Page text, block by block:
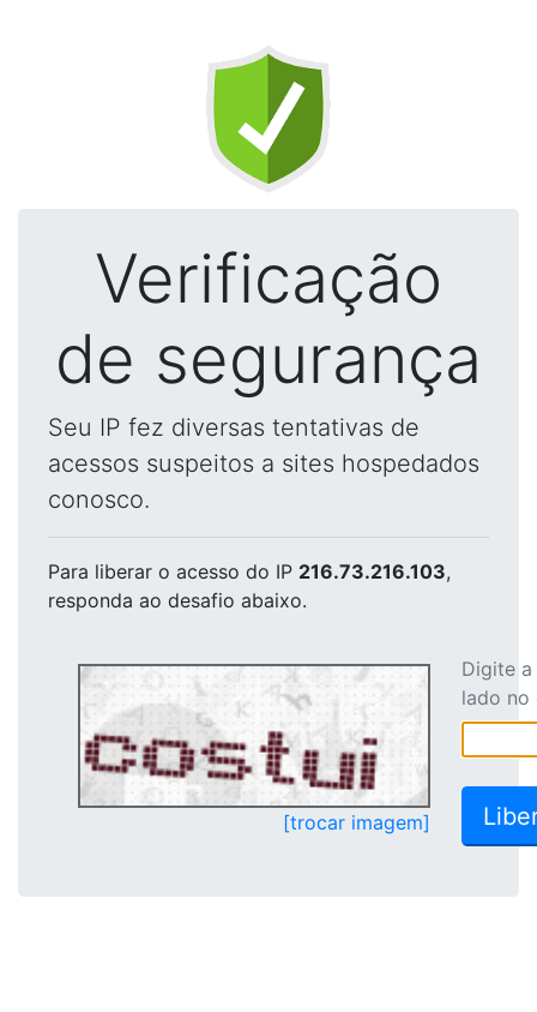
Verificação
de segurança
Seu IP fez diversas tentativas de
acessos suspeitos a sites hospedados
conosco.
Para liberar o acesso do IP 216.73.216.103,
responda ao desafio abaixo.
[trocar imagem]
Digite
lado no